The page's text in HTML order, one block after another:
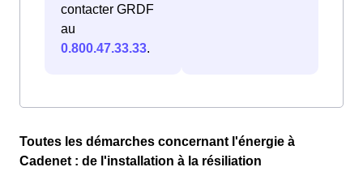
contacter GRDF
au
0.800.47.33.33.
Toutes les démarches concernant l'énergie à
Cadenet : de l'installation à la résiliation